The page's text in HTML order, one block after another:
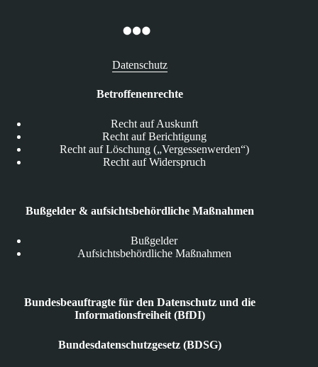
Datenschutz
Betroffenenrechte
Recht auf Auskunft
Recht auf Berichtigung
Recht auf Löschung („Vergessenwerden“)
Recht auf Widerspruch
Bußgelder & aufsichtsbehördliche Maßnahmen
Bußgelder
Aufsichtsbehördliche Maßnahmen
Bundesbeauftragte für den Datenschutz und die
Informationsfreiheit (BfDI)
Bundesdatenschutzgesetz (BDSG)